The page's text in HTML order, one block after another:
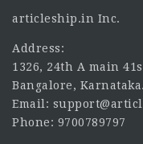
articleship.in Inc.
Address:
1326, 24th A main
Bangalore,
Email:
Phone: 9700789797